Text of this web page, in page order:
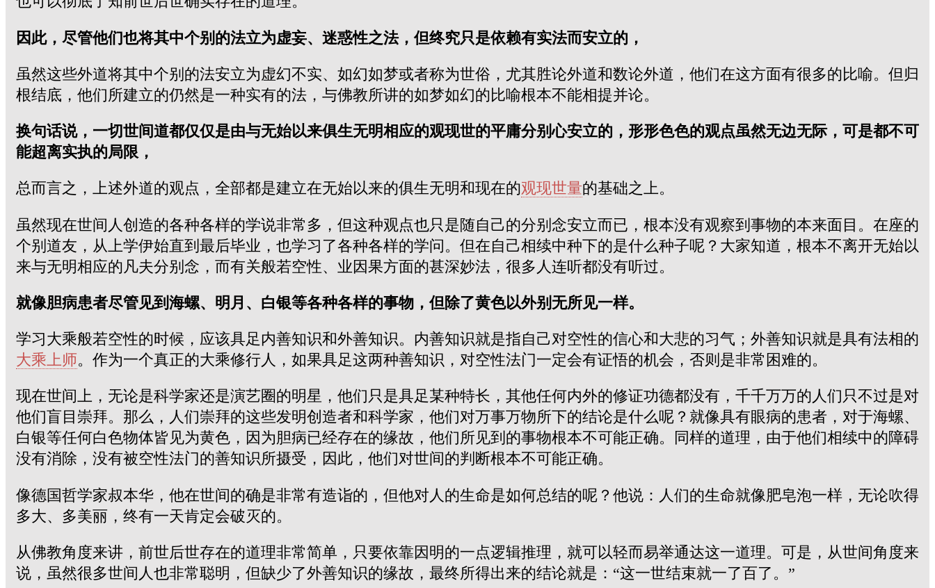
因此，尽管他们也将其中个别的法立为虚妄、迷惑性之法，但终究只是依赖有实法而安立的，
虽然这些外道将其中个别的法安立为虚幻不实、如幻如梦或者称为世俗，尤其胜论外道和数论外道，他们在这方面有很多的比喻。但归
根结底，他们所建立的仍然是一种实有的法，与佛教所讲的如梦如幻的比喻根本不能相提并论。
换句话说，一切世间道都仅仅是由与无始以来俱生无明相应的观现世的平庸分别心安立的，形形色色的观点虽然无边无际，可是都不可
能超离实执的局限，
总而言之，上述外道的观点，全部都是建立在无始以来的俱生无明和现在的观现世量的基础之上。
虽然现在世间人创造的各种各样的学说非常多，但这种观点也只是随自己的分别念安立而已，根本没有观察到事物的本来面目。在座的
个别道友，从上学伊始直到最后毕业，也学习了各种各样的学问。但在自己相续中种下的是什么种子呢？大家知道，根本不离开无始以
来与无明相应的凡夫分别念，而有关般若空性、业因果方面的甚深妙法，很多人连听都没有听过。
就像胆病患者尽管见到海螺、明月、白银等各种各样的事物，但除了黄色以外别无所见一样。
学习大乘般若空性的时候，应该具足内善知识和外善知识。内善知识就是指自己对空性的信心和大悲的习气；外善知识就是具有法相的
大乘上师。作为一个真正的大乘修行人，如果具足这两种善知识，对空性法门一定会有证悟的机会，否则是非常困难的。
现在世间上，无论是科学家还是演艺圈的明星，他们只是具足某种特长，其他任何内外的修证功德都没有，千千万万的人们只不过是对
他们盲目崇拜。那么，人们崇拜的这些发明创造者和科学家，他们对万事万物所下的结论是什么呢？就像具有眼病的患者，对于海螺、
白银等任何白色物体皆见为黄色，因为胆病已经存在的缘故，他们所见到的事物根本不可能正确。同样的道理，由于他们相续中的障碍
没有消除，没有被空性法门的善知识所摄受，因此，他们对世间的判断根本不可能正确。
像德国哲学家叔本华，他在世间的确是非常有造诣的，但他对人的生命是如何总结的呢？他说：人们的生命就像肥皂泡一样，无论吹得
多大、多美丽，终有一天肯定会破灭的。
从佛教角度来讲，前世后世存在的道理非常简单，只要依靠因明的一点逻辑推理，就可以轻而易举通达这一道理。可是，从世间角度来
说，虽然很多世间人也非常聪明，但缺少了外善知识的缘故，最终所得出来的结论就是：“这一世结束就一了百了。”